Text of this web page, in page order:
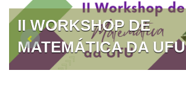
II WORKSHOP DE
MATEMÁTICA DA UFU